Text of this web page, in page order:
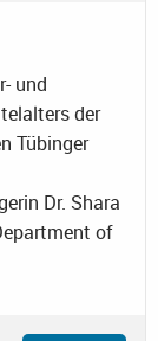
und
der
Tübinger
Dr. Shara
of